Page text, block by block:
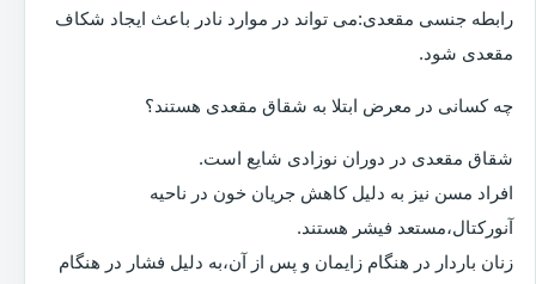
رابطه جنسی مقعدی:می تواند در موارد نادر باعث ایجاد شکاف
مقعدی شود.
چه کسانی در معرض ابتلا به شقاق مقعدی هستند؟
شقاق مقعدی در دوران نوزادی شایع است.
افراد مسن نیز به دلیل کاهش جریان خون در ناحیه
آنورکتال،مستعد فیشر هستند.
زنان باردار در هنگام زایمان و پس از آن،به دلیل فشار در هنگام